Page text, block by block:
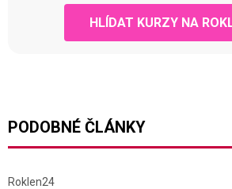
HLÍDAT KURZY NA
PODOBNÉ ČLÁNKY
Roklen24